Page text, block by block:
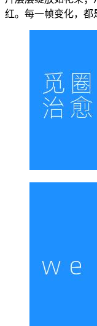
红。每一帧变化，都